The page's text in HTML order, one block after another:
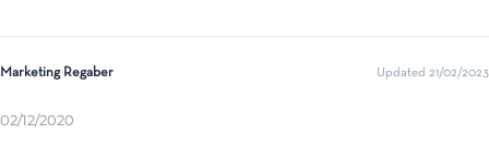
Marketing Regaber Updated 21/02/2023
02/12/2020